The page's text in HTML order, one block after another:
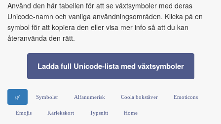
Använd den här tabellen för att se växtsymboler med deras
Unicode-namn och vanliga användningsområden. Klicka på en
symbol för att kopiera den eller visa mer info så att du kan
återanvända den rätt.
Ladda full Unicode-lista med växtsymboler
🌿 Symboler Alfanumerisk Coola bokstäver Emoticons
Emojis Kärlekskort Typsnitt Home